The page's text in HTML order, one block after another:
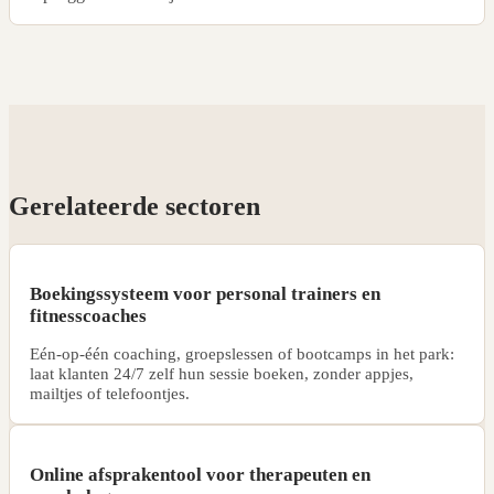
Gerelateerde sectoren
Boekingssysteem voor personal trainers en
fitnesscoaches
Eén-op-één coaching, groepslessen of bootcamps in het park:
laat klanten 24/7 zelf hun sessie boeken, zonder appjes,
mailtjes of telefoontjes.
Online afsprakentool voor therapeuten en